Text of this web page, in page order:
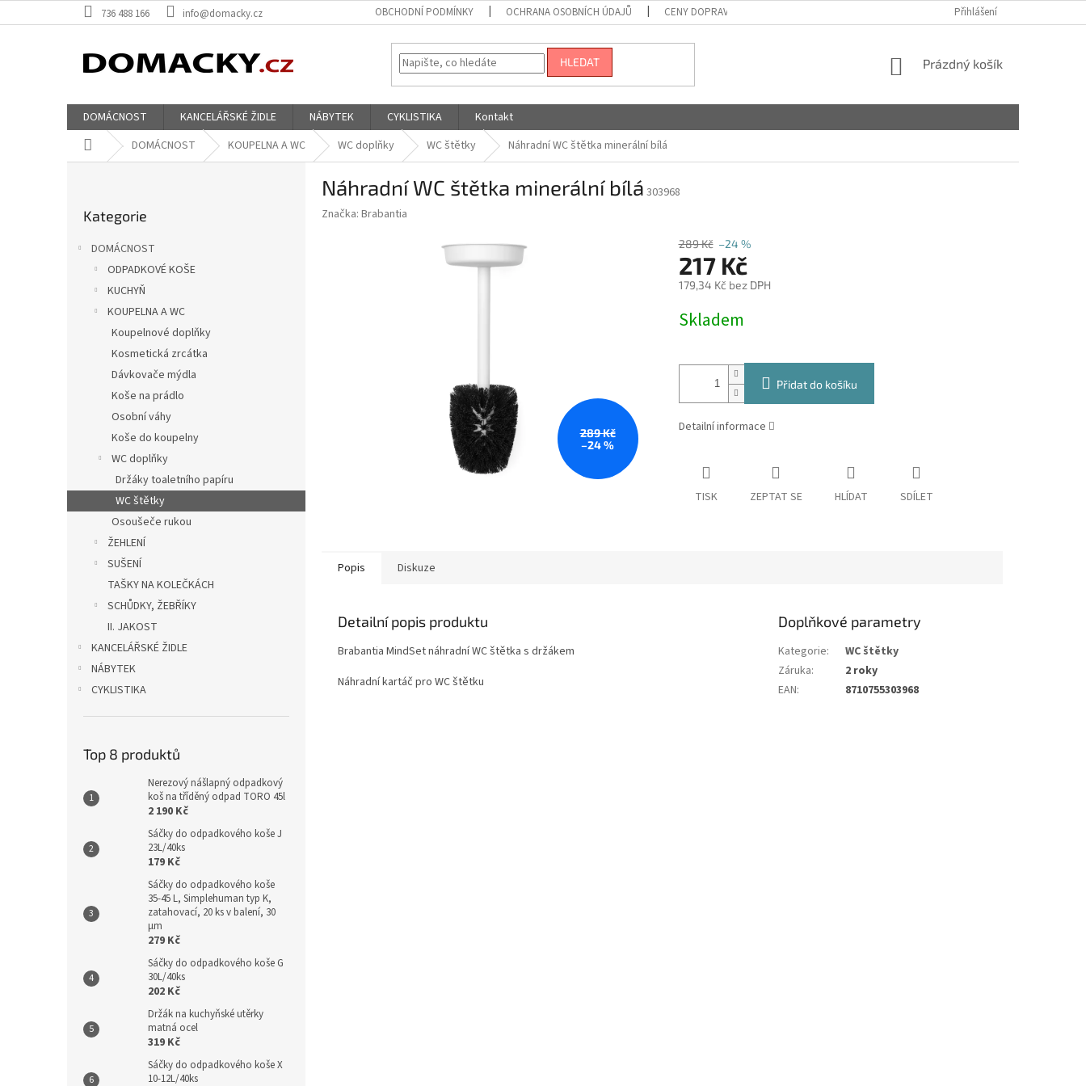
na
736 488 166 info@domacky.cz OBCHODNÍ PODMÍNKY OCHRANA OSOBNÍCH ÚDAJŮ CENY DOPRAVY Přihlášení
HLEDAT
NÁKUPNÍ
Prázdný košík
DOMÁCNOST KANCELÁŘSKÉ ŽIDLE NÁBYTEK CYKLISTIKA
Kontakt
Domů DOMÁCNOST KOUPELNA A WC WC doplňky WC štětky Náhradní WC štětka minerální bílá
kategorie
Kategorie
DOMÁCNOST
ODPADKOVÉ KOŠE
KUCHYŇ
KOUPELNA A WC
Koupelnové doplňky
Kosmetická zrcátka
Dávkovače mýdla
Koše na prádlo
Osobní váhy
Koše do koupelny
WC doplňky
Držáky toaletního papíru
WC štětky
Osoušeče rukou
ŽEHLENÍ
SUŠENÍ
TAŠKY NA KOLEČKÁCH
SCHŮDKY, ŽEBŘÍKY
II. JAKOST
KANCELÁŘSKÉ ŽIDLE
NÁBYTEK
CYKLISTIKA
Top 8 produktů
Nerezový nášlapný odpadkový
koš na tříděný odpad TORO 45l
2 190 Kč
Sáčky do odpadkového koše J
23L/40ks
179 Kč
Sáčky do odpadkového koše
35-45 L, Simplehuman typ K,
zatahovací, 20 ks v balení, 30
µm
279 Kč
Sáčky do odpadkového koše G
30L/40ks
202 Kč
Držák na kuchyňské utěrky
matná ocel
319 Kč
Sáčky do odpadkového koše X
10-12L/40ks
Náhradní WC štětka minerální bílá 303968
Značka: Brabantia
289 Kč
–24 %
289 Kč –24 %
217 Kč
179,34 Kč bez DPH
cena:
Skladem
Přidat do košíku
Detailní informace
TISK ZEPTAT SE HLÍDAT SDÍLET
Popis Diskuze
Detailní popis produktu
Brabantia MindSet náhradní WC štětka s držákem
Náhradní kartáč pro WC štětku
Doplňkové parametry
Kategorie:
WC štětky
Záruka:
2 roky
EAN: 8710755303968